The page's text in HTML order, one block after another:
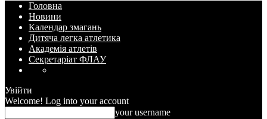
Головна
Новини
Календар змагань
Дитяча легка атлетика
Академія атлетів
Секретаріат ФЛАУ
Увійти
Welcome! Log into your account
your username